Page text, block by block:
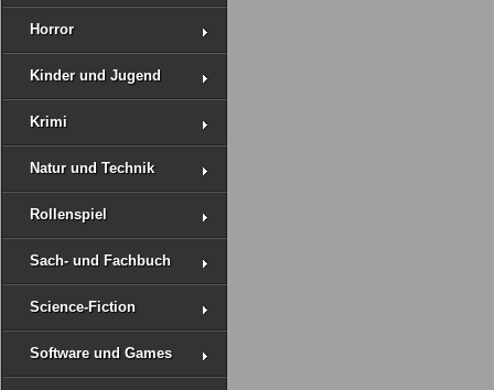
Horror
Kinder und Jugend
Krimi
Natur und Technik
Rollenspiel
Sach- und Fachbuch
Science-Fiction
Software und Games